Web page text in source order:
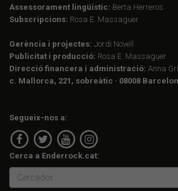
Assessorament lingüístic: Berta Herreros
Subscripcions: Rosa E. Massaguer
Gerència i projectes: Jordi Novell
Publicitat i producció: Rosa E. Massaguer
Direcció financera i administració: Anna
c. Mallorca, 221, sobreàtic · 08008
Segueix-nos a:
Cerca a Enderrock.cat: